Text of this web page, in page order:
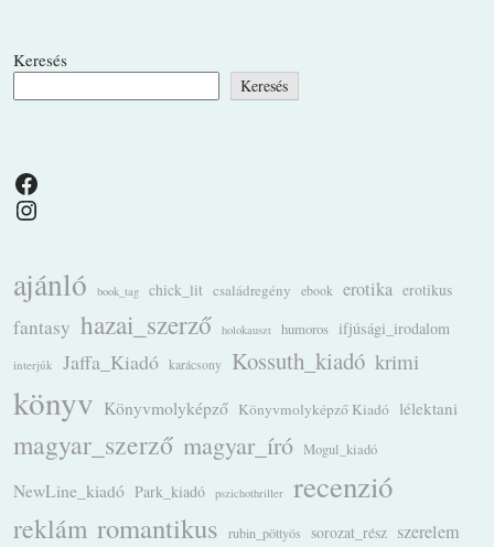
Keresés
Keresés
Facebook
Instagram
ajánló book_tag chick_lit családregény ebook erotika erotikus
fantasy hazai_szerző holokauszt humoros ifjúsági_irodalom
interjúk Jaffa_Kiadó karácsony Kossuth_kiadó krimi
könyv Könyvmolyképző Könyvmolyképző Kiadó lélektani
magyar_szerző magyar_író Mogul_kiadó
NewLine_kiadó Park_kiadó pszichothriller recenzió
reklám romantikus rubin_pöttyös sorozat_rész szerelem